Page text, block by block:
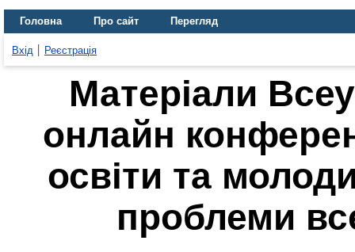
Головна Про сайт Перегляд
Вхід Реєстрація
Матеріали
онлайн
освіти та
проблеми